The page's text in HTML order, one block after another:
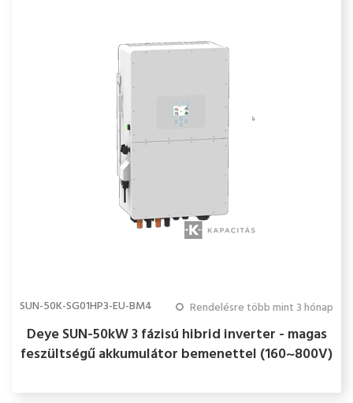
SUN-50K-SG01HP3-EU-BM4 Rendelésre több mint 3 hónap
Deye SUN-50kW 3 fázisú hibrid inverter - magas
feszültségű akkumulátor bemenettel (160~800V)